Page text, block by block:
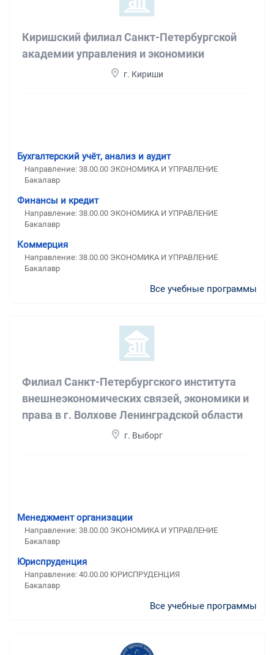
Киришский филиал Санкт-Петербургской
академии управления и экономики
г. Кириши
Бухгалтерский учёт, анализ и аудит
Направление: 38.00.00 ЭКОНОМИКА И УПРАВЛЕНИЕ
Бакалавр
Финансы и кредит
Направление: 38.00.00 ЭКОНОМИКА И УПРАВЛЕНИЕ
Бакалавр
Коммерция
Направление: 38.00.00 ЭКОНОМИКА И УПРАВЛЕНИЕ
Бакалавр
Все учебные программы
Филиал Санкт-Петербургского института
внешнеэкономических связей, экономики и
права в г. Волхове Ленинградской области
г. Выборг
Менеджмент организации
Направление: 38.00.00 ЭКОНОМИКА И УПРАВЛЕНИЕ
Бакалавр
Юриспруденция
Направление: 40.00.00 ЮРИСПРУДЕНЦИЯ
Бакалавр
Все учебные программы